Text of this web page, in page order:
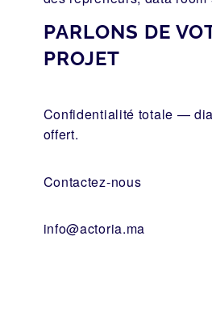
PARLONS DE
PROJET
Confidentialité totale —
offert.
Contactez-nous
info@actoria.ma